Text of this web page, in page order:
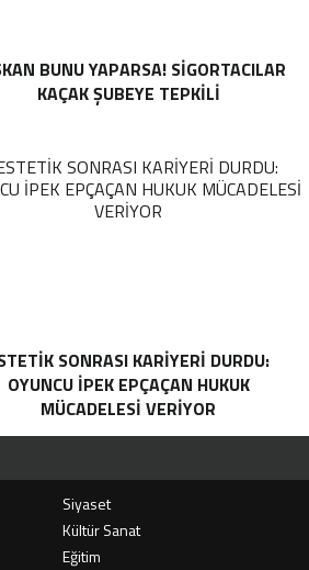
BUNU YAPARSA! SIGORTACILAR
KAÇAK ŞUBEYE TEPKILI
SONRASI KARIYERI DURDU:
OYUNCU İPEK EPÇAÇAN HUKUK
MÜCADELESI VERIYOR
Siyaset
Kültür Sanat
Eğitim